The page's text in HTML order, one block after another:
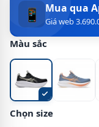
📱 Mua qua
Giá web
Màu sắc
Chọn size